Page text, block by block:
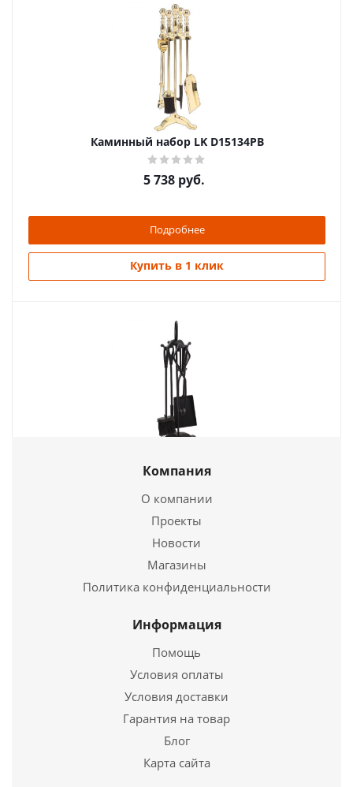
Каминный набор LK D15134РВ
5 738 руб.
Подробнее
Купить в 1 клик
3 750руб.
Подробнее
Купить в 1 клик
Компания
О компании
Проекты
Новости
Магазины
Политика конфиденциальности
Информация
Помощь
Условия оплаты
Условия доставки
Гарантия на товар
Блог
Карта сайта